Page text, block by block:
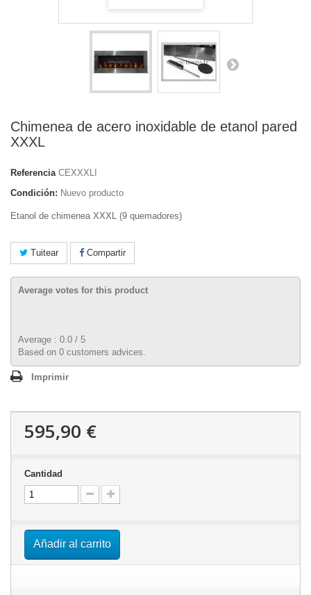
Chimenea de acero inoxidable de etanol pared
XXXL
Referencia CEXXXLI
Condición: Nuevo producto
Etanol de chimenea XXXL (9 quemadores)
Tuitear Compartir
Average votes for this product
Average : 0.0 / 5
Based on 0 customers advices.
Imprimir
595,90 €
Cantidad
Añadir al carrito